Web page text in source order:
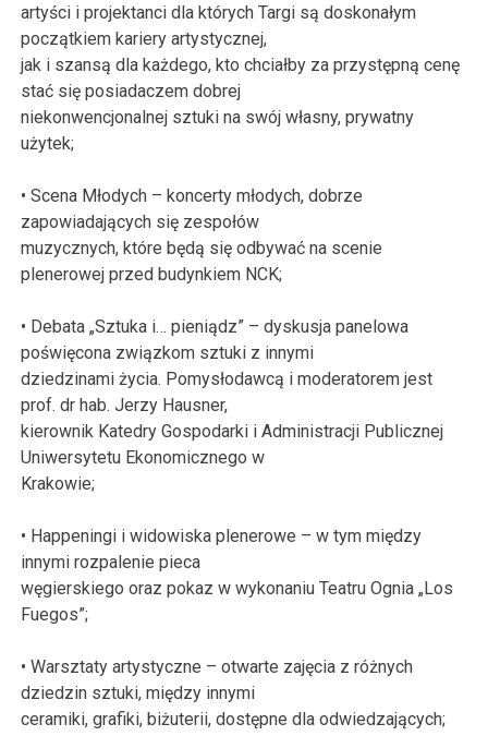
artyści i projektanci dla których Targi są doskonałym
początkiem kariery artystycznej,
jak i szansą dla każdego, kto chciałby za przystępną cenę
stać się posiadaczem dobrej
niekonwencjonalnej sztuki na swój własny, prywatny
użytek;
• Scena Młodych – koncerty młodych, dobrze
zapowiadających się zespołów
muzycznych, które będą się odbywać na scenie
plenerowej przed budynkiem NCK;
• Debata „Sztuka i… pieniądz” – dyskusja panelowa
poświęcona związkom sztuki z innymi
dziedzinami życia. Pomysłodawcą i moderatorem jest
prof. dr hab. Jerzy Hausner,
kierownik Katedry Gospodarki i Administracji Publicznej
Uniwersytetu Ekonomicznego w
Krakowie;
• Happeningi i widowiska plenerowe – w tym między
innymi rozpalenie pieca
węgierskiego oraz pokaz w wykonaniu Teatru Ognia „Los
Fuegos”;
• Warsztaty artystyczne – otwarte zajęcia z różnych
dziedzin sztuki, między innymi
ceramiki, grafiki, biżuterii, dostępne dla odwiedzających;